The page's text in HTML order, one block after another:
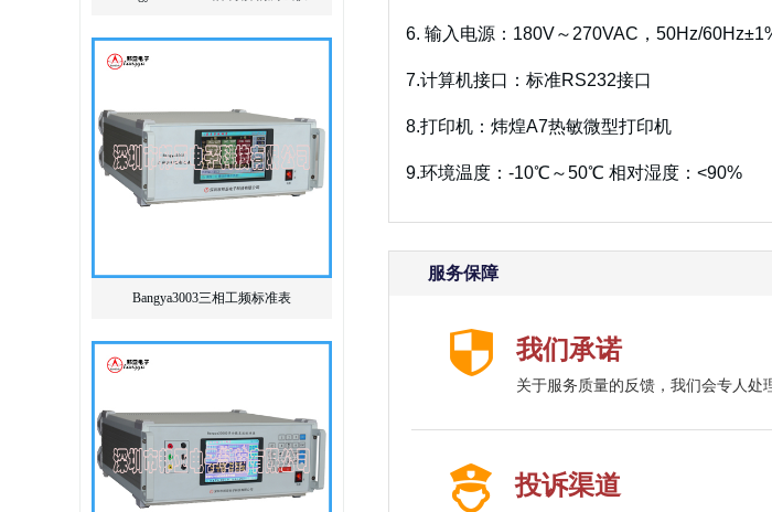
Bangya3003三相工频标准表
6. 输入电源：180V～270VAC，50Hz/
7.计算机接口：标准RS232接口
8.打印机：炜煌A7热敏微型打印机
9.环境温度：-10℃～50℃ 相对湿度：<90%
服务保障
我们承诺
关于服务质量的反馈，我们会专人处
投诉渠道